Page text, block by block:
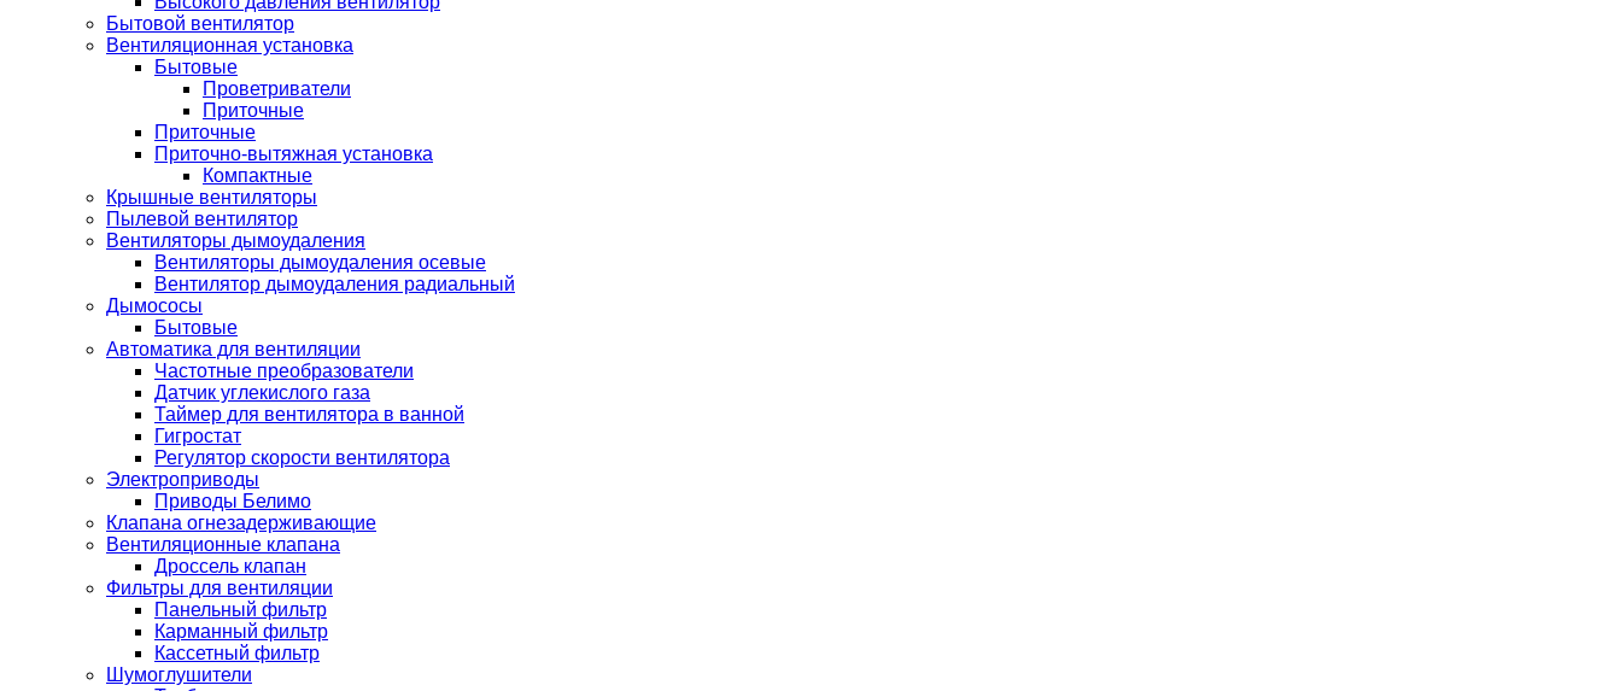
Бытовой вентилятор
Вентиляционная установка
Бытовые
Проветриватели
Приточные
Приточные
Приточно-вытяжная установка
Компактные
Крышные вентиляторы
Пылевой вентилятор
Вентиляторы дымоудаления
Вентиляторы дымоудаления осевые
Вентилятор дымоудаления радиальный
Дымососы
Бытовые
Автоматика для вентиляции
Частотные преобразователи
Датчик углекислого газа
Таймер для вентилятора в ванной
Гигростат
Регулятор скорости вентилятора
Электроприводы
Приводы Белимо
Клапана огнезадерживающие
Вентиляционные клапана
Дроссель клапан
Фильтры для вентиляции
Панельный фильтр
Карманный фильтр
Кассетный фильтр
Шумоглушители